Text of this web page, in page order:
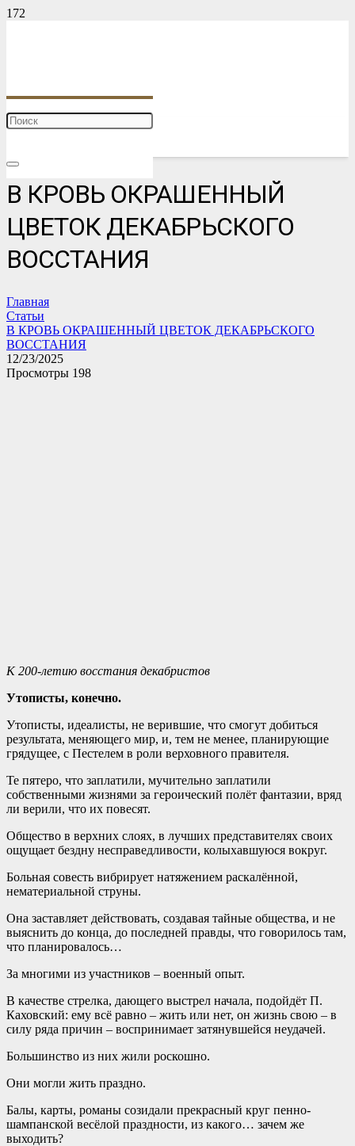
В КРОВЬ ОКРАШЕННЫЙ
ЦВЕТОК ДЕКАБРЬСКОГО
ВОССТАНИЯ
Главная
Статьи
В КРОВЬ ОКРАШЕННЫЙ ЦВЕТОК ДЕКАБРЬСКОГО
ВОССТАНИЯ
12/23/2025
Просмотры 198
К 200-летию восстания декабристов
Утописты, конечно.
Утописты, идеалисты, не верившие, что смогут добиться
результата, меняющего мир, и, тем не менее, планирующие
грядущее, с Пестелем в роли верховного правителя.
Те пятеро, что заплатили, мучительно заплатили
собственными жизнями за героический полёт фантазии, вряд
ли верили, что их повесят.
Общество в верхних слоях, в лучших представителях своих
ощущает бездну несправедливости, колыхавшуюся вокруг.
Больная совесть вибрирует натяжением раскалённой,
нематериальной струны.
Она заставляет действовать, создавая тайные общества, и не
выяснить до конца, до последней правды, что говорилось там,
что планировалось…
За многими из участников – военный опыт.
В качестве стрелка, дающего выстрел начала, подойдёт П.
Каховский: ему всё равно – жить или нет, он жизнь свою – в
силу ряда причин – воспринимает затянувшейся неудачей.
Большинство из них жили роскошно.
Они могли жить праздно.
Балы, карты, романы созидали прекрасный круг пенно-
шампанской весёлой праздности, из какого… зачем же
выходить?